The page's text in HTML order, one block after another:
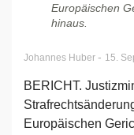
Europäischen
hinaus.
Johannes Huber - 15.
BERICHT.
Europäischen